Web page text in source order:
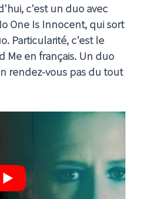
c'est un duo avec
One Is Innocent, qui sort
Particularité, c'est le
Me en français. Un duo
rendez-vous pas du tout